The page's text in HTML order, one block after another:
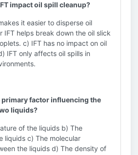
impact oil spill cleanup?
it easier to disperse oil
IFT helps break down the oil slick
c) IFT has no impact on oil
IFT only affects oil spills in
primary factor influencing the
liquids?
of the liquids b) The
liquids c) The molecular
the liquids d) The density of